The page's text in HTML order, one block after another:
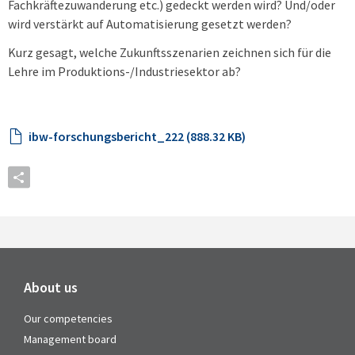
Fachkräftezuwanderung etc.) gedeckt werden wird? Und/oder
wird verstärkt auf Automatisierung gesetzt werden?
Kurz gesagt, welche Zukunftsszenarien zeichnen sich für die
Lehre im Produktions-/Industriesektor ab?
ibw-forschungsbericht_222 (888.32 KB)
About us
Our competencies
Management board